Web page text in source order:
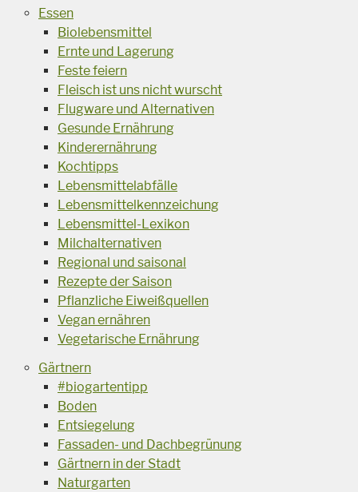
Essen
Biolebensmittel
Ernte und Lagerung
Feste feiern
Fleisch ist uns nicht wurscht
Flugware und Alternativen
Gesunde Ernährung
Kinderernährung
Kochtipps
Lebensmittelabfälle
Lebensmittelkennzeichung
Lebensmittel-Lexikon
Milchalternativen
Regional und saisonal
Rezepte der Saison
Pflanzliche Eiweißquellen
Vegan ernähren
Vegetarische Ernährung
Gärtnern
#biogartentipp
Boden
Entsiegelung
Fassaden- und Dachbegrünung
Gärtnern in der Stadt
Naturgarten